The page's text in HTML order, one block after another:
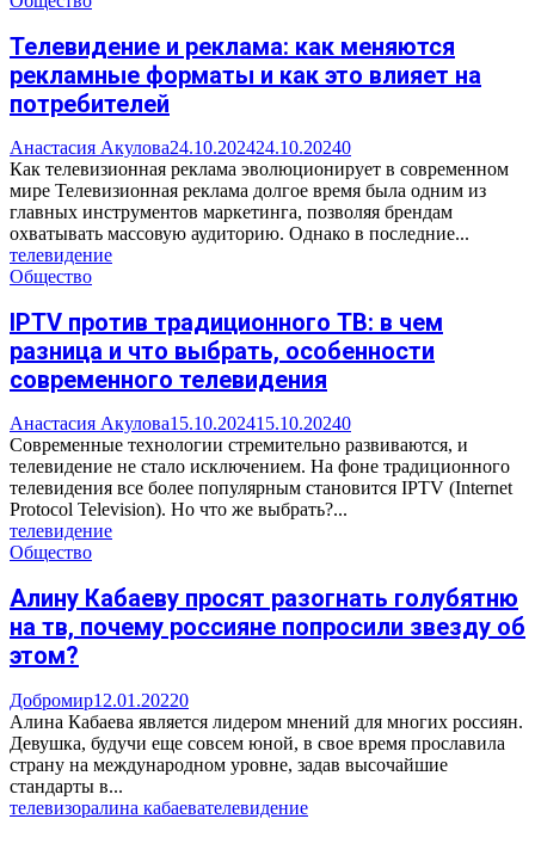
Телевидение и реклама: как меняются
рекламные форматы и как это влияет на
потребителей
Анастасия Акулова24.10.202424.10.20240
Как телевизионная реклама эволюционирует в современном
мире Телевизионная реклама долгое время была одним из
главных инструментов маркетинга, позволяя брендам
охватывать массовую аудиторию. Однако в последние...
телевидение
Общество
IPTV против традиционного ТВ: в чем
разница и что выбрать, особенности
современного телевидения
Анастасия Акулова15.10.202415.10.20240
Современные технологии стремительно развиваются, и
телевидение не стало исключением. На фоне традиционного
телевидения все более популярным становится IPTV (Internet
Protocol Television). Но что же выбрать?...
телевидение
Общество
Алину Кабаеву просят разогнать голубятню
на тв, почему россияне попросили звезду об
этом?
Добромир12.01.20220
Алина Кабаева является лидером мнений для многих россиян.
Девушка, будучи еще совсем юной, в свое время прославила
страну на международном уровне, задав высочайшие
стандарты в...
телевизоралина кабаевателевидение